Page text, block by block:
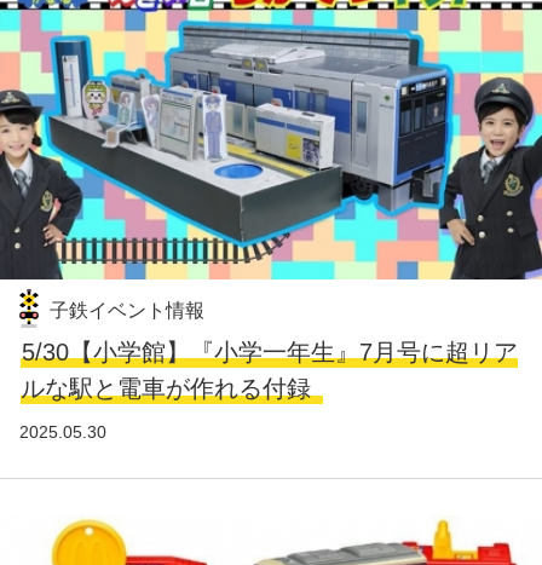
子鉄イベント情報
5/30【小学館】『小学一年生』7月号に超リア
ルな駅と電車が作れる付録
2025.05.30